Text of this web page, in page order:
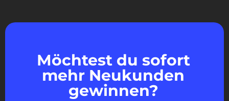
Möchtest du sofort
mehr Neukunden
gewinnen?